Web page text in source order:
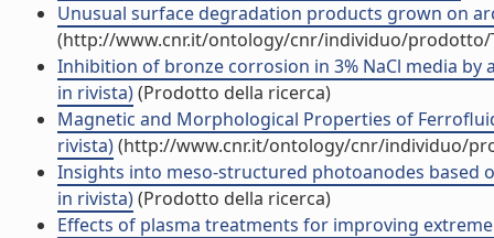
Unusual surface degradation products grown on
(http://www.cnr.it/ontology/cnr/individuo/prodotto/
Inhibition of bronze corrosion in 3% NaCl media
in rivista)(Prodotto della ricerca)
Magnetic and Morphological Properties of
rivista)(http://www.cnr.it/ontology/cnr/individuo/
Insights into meso-structured photoanodes
in rivista)(Prodotto della ricerca)
Effects of plasma treatments for improving